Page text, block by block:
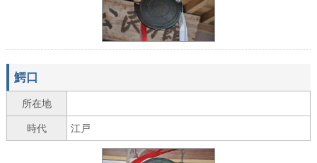
鰐口
所在地
時代 江戸